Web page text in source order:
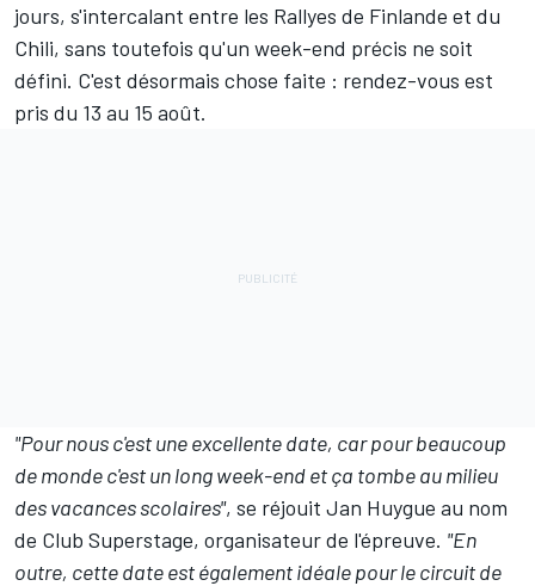
jours, s'intercalant entre les Rallyes de Finlande et du
Chili, sans toutefois qu'un week-end précis ne soit
défini. C'est désormais chose faite : rendez-vous est
pris du 13 au 15 août.
"Pour nous c'est une excellente date, car pour beaucoup
de monde c'est un long week-end et ça tombe au milieu
des vacances scolaires", se réjouit Jan Huygue au nom
de Club Superstage, organisateur de l'épreuve. "En
outre, cette date est également idéale pour le circuit de